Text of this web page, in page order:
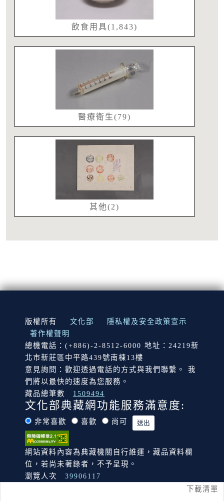
下載清單
飲食用具(1,843)
醫療衛生(79)
其他(2)
:::
版權所有 文化部
隱私權及安全政策宣示
著作權聲明
總機電話：(+886)-2-8512-6000 地址：24219新
北市新莊區中平路439號南棟13樓
意見詢問：歡迎透過電話的方式與我們聯繫。 我
們將以最快的速度為您服務。
藏品總筆數
1509494
文化部典藏網功能服務滿意度:
非常喜歡 喜歡 尚可
網站資料內容為典藏機關自行維運，藏品資料欄
位，若尚未著錄者，不予呈現。
瀏覽人次
39906117